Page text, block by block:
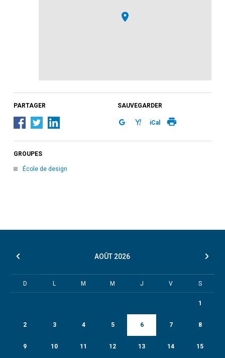
PARTAGER SAUVEGARDER
iCal
GROUPES
École de design
AOÛT 2026
D L M M J V S
1
2 3 4 5 6 7 8
9 10 11 12 13 14 15